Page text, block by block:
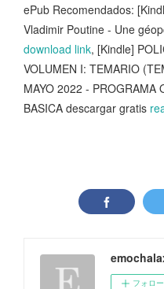
ePub Recomendados:
Vladimir Poutine - Une
download link, [Kindle]
VOLUMEN I: TEMARIO
MAYO 2022 - PROGRAMA
BASICA descargar gratis
フォロー